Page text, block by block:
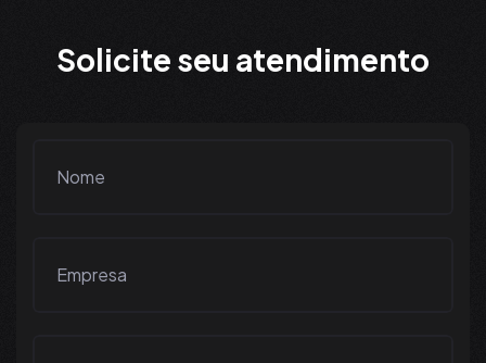
Solicite seu atendimento